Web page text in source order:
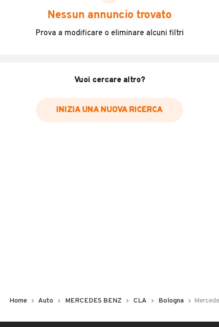
scegliere in modo trasparente e sicuro, come:
Incidenti in cui è stato coinvolto il veicolo
Data e luogo delle revisioni effettuate
Inserisci il numero di targa per verificare la disponibilità
Nessun annuncio trovato
Prova a modificare o eliminare alcuni filtri
Vuoi cercare altro?
INIZIA UNA NUOVA RICERCA
Home Auto MERCEDES BENZ CLA Bologna